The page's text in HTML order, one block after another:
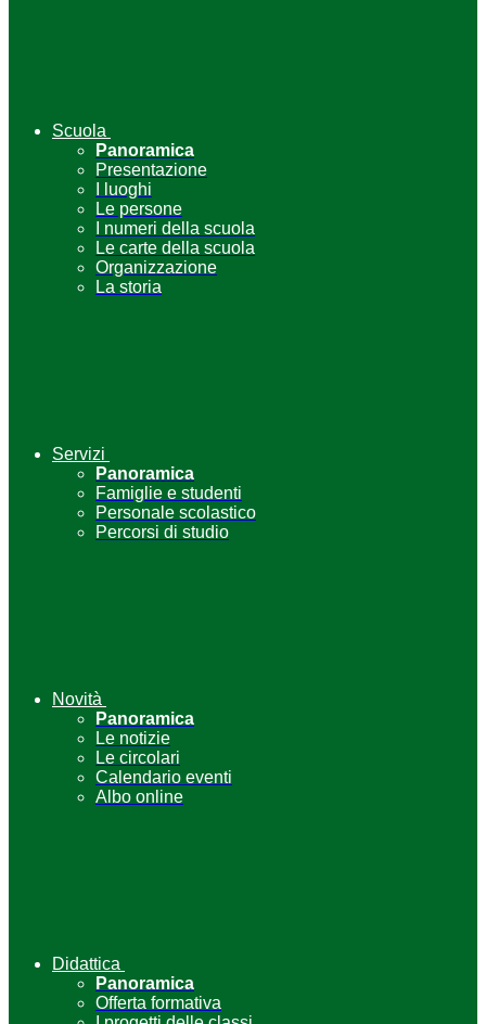
Scuola
Panoramica
Presentazione
I luoghi
Le persone
I numeri della scuola
Le carte della scuola
Organizzazione
La storia
Servizi
Panoramica
Famiglie e studenti
Personale scolastico
Percorsi di studio
Novità
Panoramica
Le notizie
Le circolari
Calendario eventi
Albo online
Didattica
Panoramica
Offerta formativa